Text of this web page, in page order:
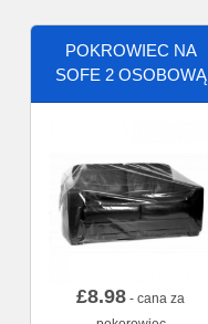
POKROWIEC NA
SOFE 2 OSOBOWĄ
£8.98 - cana za